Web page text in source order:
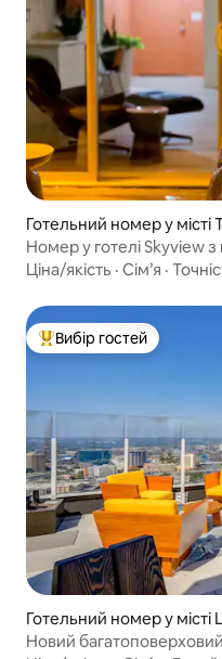
Готельний номер у місті
Номер у готелі Skyview
ванною та патіо
Ціна/якість · Сім’я ·
Топ вибір гостей
Вибір гостей
Готельний номер у місті
Новий